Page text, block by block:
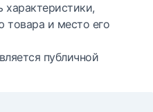
характеристики,
товара и место его
публичной